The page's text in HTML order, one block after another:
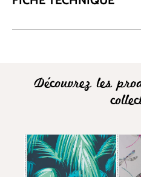
Découvrez les